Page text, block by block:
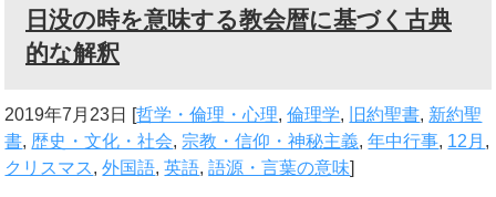
日没の時を意味する教会暦に基づく古典
的な解釈
2019年7月23日 [哲学・倫理・心理,倫理学, 旧約聖書, 新約聖
書, 歴史・文化・社会, 宗教・信仰・神秘主義,年中行事, 12月 ,
クリスマス,外国語,英語,語源・言葉の意味]